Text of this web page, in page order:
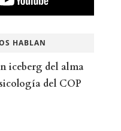
HABLAN
iceberg del alma
del COP